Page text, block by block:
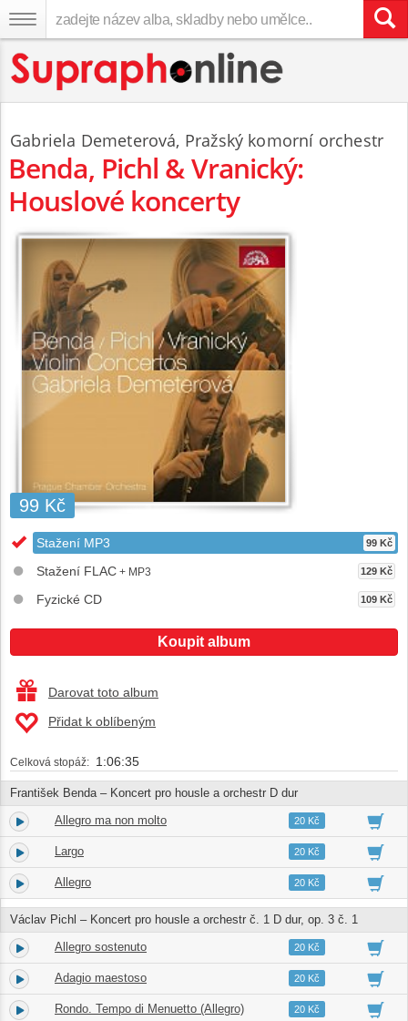
Gabriela Demeterová, Pražský komorní orchestr
Benda, Pichl & Vranický:
Houslové koncerty
99 Kč
Stažení MP3 99 Kč
Stažení FLAC + MP3 129 Kč
Fyzické CD 109 Kč
Koupit album
Darovat toto album
Přidat k oblíbeným
Celková stopáž: 1:06:35
František Benda – Koncert pro housle a orchestr D dur
1. Allegro ma non molto 09:0620 Kč
2. Largo 07:1820 Kč
3. Allegro 06:2120 Kč
Václav Pichl – Koncert pro housle a orchestr č. 1 D dur, op. 3 č. 1
4. Allegro sostenuto 08:2420 Kč
5. Adagio maestoso 04:1420 Kč
6. Rondo. Tempo di Menuetto (Allegro) 05:2320 Kč